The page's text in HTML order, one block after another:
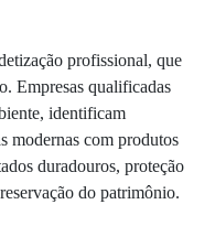
profissional, que
Empresas qualificadas
identificam
modernas com produtos
duradouros, proteção
do patrimônio.